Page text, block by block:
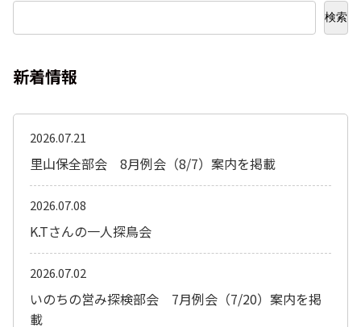
検索
新着情報
里山保全部会 8月例会（8/7）案内を掲載
2026.07.21
K.Tさんの一人探鳥会
2026.07.08
いのちの営み探検部会 7月例会（7/20）案内を掲
載
2026.07.02